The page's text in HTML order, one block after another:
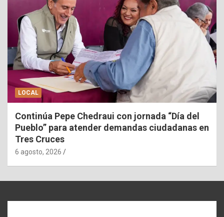
LOCAL
Continúa Pepe Chedraui con jornada “Día del
Pueblo” para atender demandas ciudadanas en
Tres Cruces
6 agosto, 2026